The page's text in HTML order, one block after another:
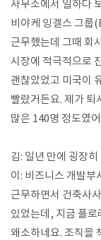
사무소에서 일하다
비야케 잉겔스 그룹
근무했는데 그때 회
시장에 적극적으로
괜찮았었고 미국이
빨랐거든요. 제가 퇴
많은 140명 정도였
김: 일년 만에 굉장
이: 비즈니스 개발부
근무하면서 건축사
있었는데, 지금 플
왜소하네요. 조직을